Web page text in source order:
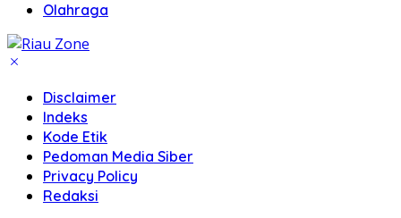
Olahraga
Disclaimer
Indeks
Kode Etik
Pedoman Media Siber
Privacy Policy
Redaksi